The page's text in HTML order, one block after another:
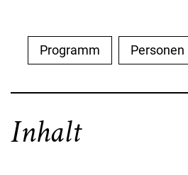
Programm Personen
Inhalt